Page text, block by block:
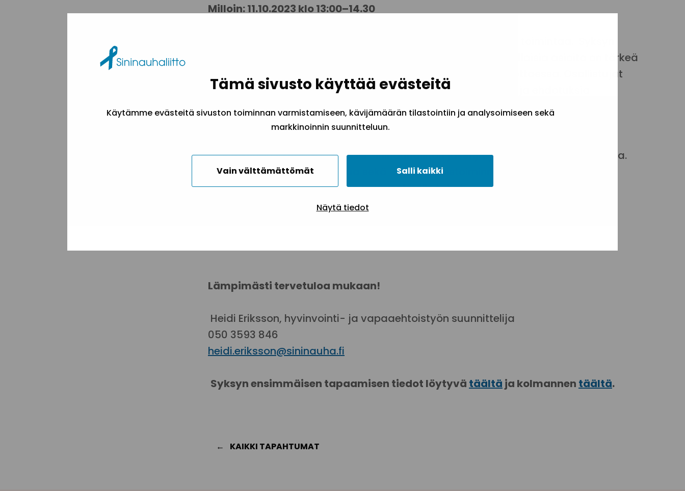
Tämä sivusto käyttää evästeitä
Käytämme evästeitä sivuston toiminnan varmistamiseen, kävijämäärän tilastointiin ja analysoimiseen sekä
markkinoinnin suunnitteluun.
Vain välttämättömät Salli kaikki
Näytä tiedot
Milloin:11.10.2023 klo 13:00–14.30
toisen verkkotapaamisen tavoitteena on keskustella siitä, millaisia asioita on tärkeä
huomioida vapaaehtoistoimintaa suunniteltaessa ja toteutettaessa.
Osallistujat
saavat tapaamisesta koosteen, johon on koottu suosituksia ja ehdotuksia
vapaaehtoistoiminnan järjestämiseen.
työntekijöille ja vapaaehtoisille Sininauhaliiton jäsenjärjestöissä ja seurakunnissa.
Tapaamisiin voivat osallistua sekä vapaaehtoistoiminnan aloittamista
suunnittelevat että toimintaa jo järjestäville tahot.
Lämpimästi tervetuloa mukaan!
Heidi Eriksson, hyvinvointi- ja vapaaehtoistyön suunnittelija
050 3593 846
heidi.eriksson@sininauha.fi
Syksyn ensimmäisen tapaamisen tiedot löytyvä täältä ja kolmannen täältä.
KAIKKI TAPAHTUMAT